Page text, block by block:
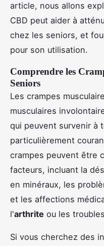
article, nous allons
CBD peut aider à
chez les seniors, et
pour son utilisation.
Comprendre les
Seniors
Les crampes
musculaires
qui peuvent survenir à
particulièrement
crampes peuvent être
facteurs, incluant la
en minéraux, les
et les affections
l'arthrite ou les
Si vous cherchez des